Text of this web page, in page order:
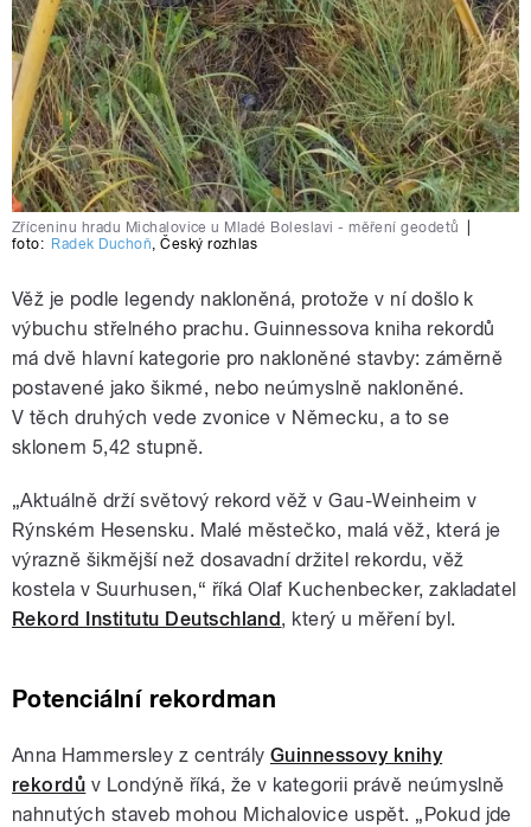
Zříceninu hradu Michalovice u Mladé Boleslavi - měření geodetů
foto: Radek Duchoň ,Český rozhlas
Věž je podle legendy nakloněná, protože v ní došlo k
výbuchu střelného prachu. Guinnessova kniha rekordů
má dvě hlavní kategorie pro nakloněné stavby: záměrně
postavené jako šikmé, nebo neúmyslně nakloněné.
V těch druhých vede zvonice v Německu, a to se
sklonem 5,42 stupně.
„Aktuálně drží světový rekord věž v Gau-Weinheim v
Rýnském Hesensku. Malé městečko, malá věž, která je
výrazně šikmější než dosavadní držitel rekordu, věž
kostela v Suurhusen,“ říká Olaf Kuchenbecker, zakladatel
Rekord Institutu Deutschland, který u měření byl.
Potenciální rekordman
Anna Hammersley z centrály Guinnessovy knihy
rekordů v Londýně říká, že v kategorii právě neúmyslně
nahnutých staveb mohou Michalovice uspět. „Pokud jde